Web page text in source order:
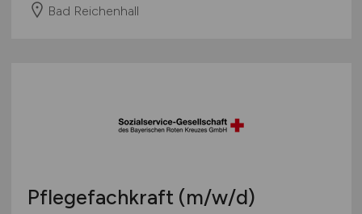
Bad Reichenhall
Pflegefachkraft (m/w/d)